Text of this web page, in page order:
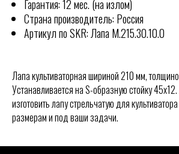
Гарантия: 12 мес. (на излом)
Страна производитель: Россия
Артикул по SKR: Лапа М.215.30.10.0
Лапа культиваторная шириной 210 мм,
Устанавливается на S-образную стойку
изготовить лапу стрельчатую для
размерам и под ваши задачи.
РОССИИ
КОНТАКТЫ